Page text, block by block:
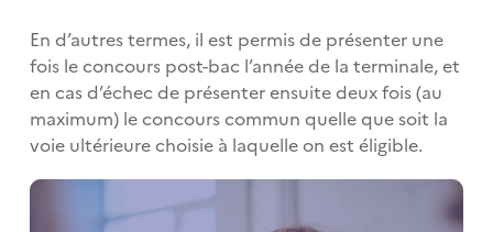
En d’autres termes, il est permis de présenter une
fois le concours post-bac l’année de la terminale, et
en cas d’échec de présenter ensuite deux fois (au
maximum) le concours commun quelle que soit la
voie ultérieure choisie à laquelle on est éligible.